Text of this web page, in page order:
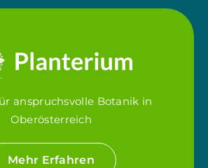
anspruchsvolle Botanik in
Oberösterreich
Mehr Erfahren